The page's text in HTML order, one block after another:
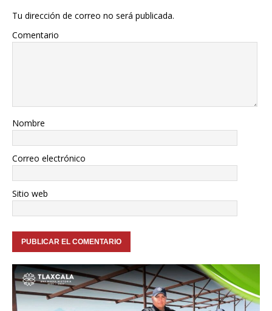
Tu dirección de correo no será publicada.
Comentario
Nombre
Correo electrónico
Sitio web